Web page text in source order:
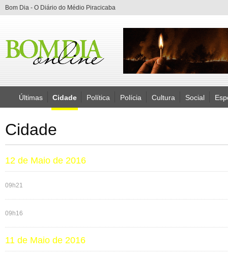
Bom Dia - O Diário do Médio Piracicaba
Últimas Cidade Política Polícia Cultura Social
Cidade
12 de Maio de 2016
09h21
09h16
11 de Maio de 2016